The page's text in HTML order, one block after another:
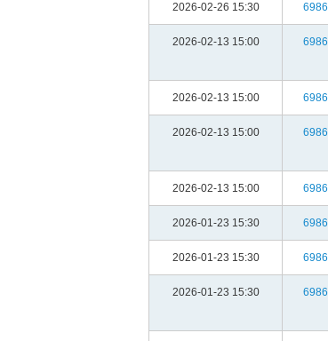
2026-02-26 15:30 6986
2026-02-13 15:00 6986
2026-02-13 15:00 6986
2026-02-13 15:00 6986
2026-02-13 15:00 6986
2026-01-23 15:30 6986
2026-01-23 15:30 6986
2026-01-23 15:30 6986